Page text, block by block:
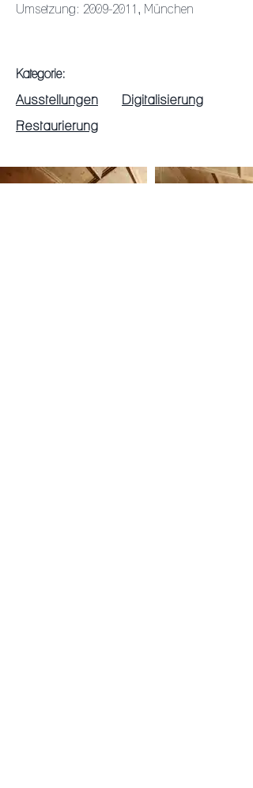
Umsetzung: 2009-2011 , München
Kategorie:
Ausstellungen
Digitalisierung
Restaurierung